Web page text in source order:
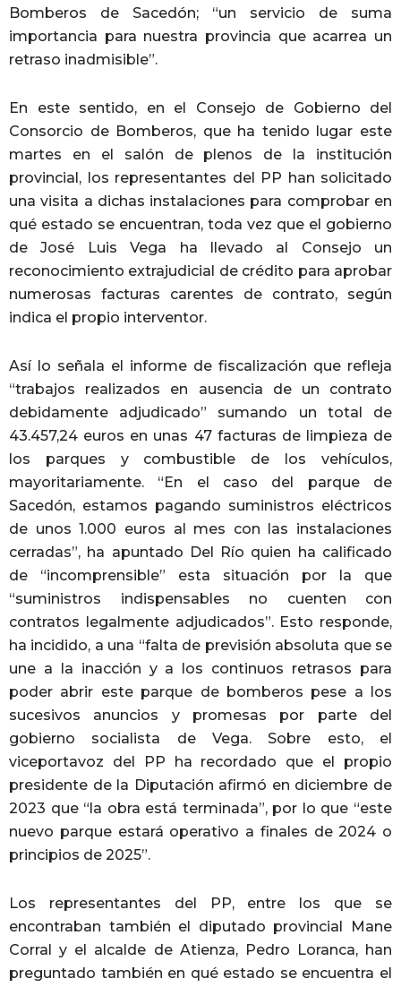
Bomberos de Sacedón; “un servicio de suma
importancia para nuestra provincia que acarrea un
retraso inadmisible”.
En este sentido, en el Consejo de Gobierno del
Consorcio de Bomberos, que ha tenido lugar este
martes en el salón de plenos de la institución
provincial, los representantes del PP han solicitado
una visita a dichas instalaciones para comprobar en
qué estado se encuentran, toda vez que el gobierno
de José Luis Vega ha llevado al Consejo un
reconocimiento extrajudicial de crédito para aprobar
numerosas facturas carentes de contrato, según
indica el propio interventor.
Así lo señala el informe de fiscalización que refleja
“trabajos realizados en ausencia de un contrato
debidamente adjudicado” sumando un total de
43.457,24 euros en unas 47 facturas de limpieza de
los parques y combustible de los vehículos,
mayoritariamente. “En el caso del parque de
Sacedón, estamos pagando suministros eléctricos
de unos 1.000 euros al mes con las instalaciones
cerradas”, ha apuntado Del Río quien ha calificado
de “incomprensible” esta situación por la que
“suministros indispensables no cuenten con
contratos legalmente adjudicados”. Esto responde,
ha incidido, a una “falta de previsión absoluta que se
une a la inacción y a los continuos retrasos para
poder abrir este parque de bomberos pese a los
sucesivos anuncios y promesas por parte del
gobierno socialista de Vega. Sobre esto, el
viceportavoz del PP ha recordado que el propio
presidente de la Diputación afirmó en diciembre de
2023 que “la obra está terminada”, por lo que “este
nuevo parque estará operativo a finales de 2024 o
principios de 2025”.
Los representantes del PP, entre los que se
encontraban también el diputado provincial Mane
Corral y el alcalde de Atienza, Pedro Loranca, han
preguntado también en qué estado se encuentra el